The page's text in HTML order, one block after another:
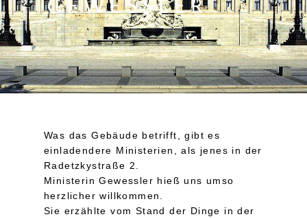
GEWESSLER
Was das Gebäude betrifft, gibt es
einladendere Ministerien, als jenes in der
Radetzkystraße 2.
Ministerin Gewessler hieß uns umso
herzlicher willkommen.
Sie erzählte vom Stand der Dinge in der